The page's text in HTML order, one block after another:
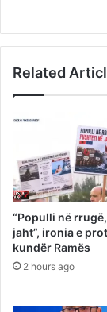
Related
“Populli në
jaht”, ironia e
kundër Ramës
2 hours ago